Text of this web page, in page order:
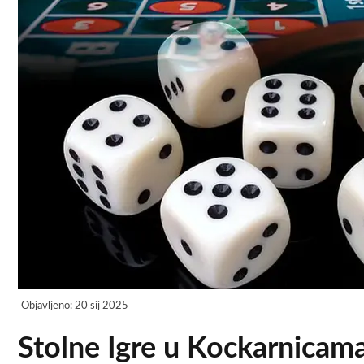
Objavljeno: 20 sij 2025
Stolne Igre u